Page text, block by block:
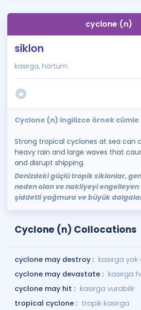
İngilizce Gramer
cyclone (n)
siklon
kasırga, hortum
Cyclone (n) ingilizce örnek cümle
Strong tropical cyclones at sea can
heavy rain and large waves that
and disrupt shipping.
Denizdeki güçlü tropik siklonlar,
neden olan ve nakliyeyi
şiddetli yağmura ve büyük
Cyclone (n) Collocations
cyclone may destroy : kasırga
cyclone may devastate : kasırga
cyclone may hit : kasırga vurabilir
tropical cyclone : tropik kasırga